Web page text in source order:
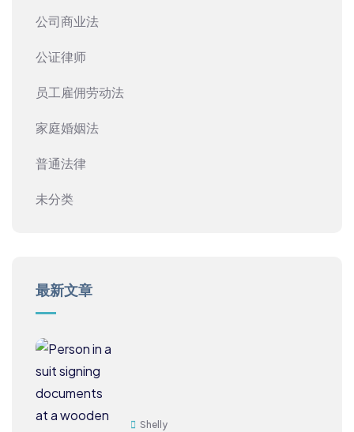
公司商业法
公证律师
员工雇佣劳动法
家庭婚姻法
普通法律
未分类
最新文章
Shelly